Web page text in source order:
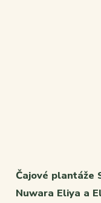
Čajové plantáže
Nuwara Eliya a